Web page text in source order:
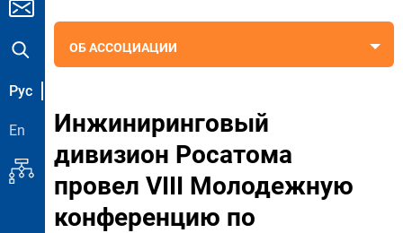
Рус
En
ОБ АССОЦИАЦИИ
Инжиниринговый
дивизион Росатома
провел VIII Молодежную
конференцию по